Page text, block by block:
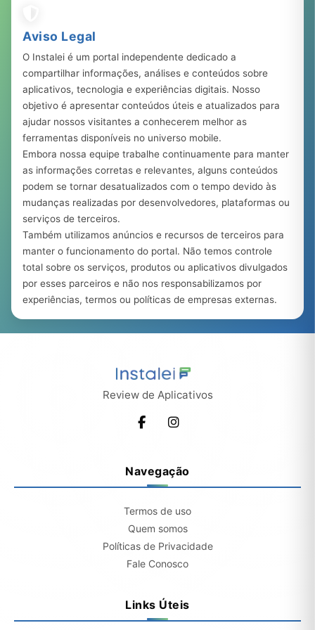
Aviso Legal
O Instalei é um portal independente dedicado a
compartilhar informações, análises e conteúdos sobre
aplicativos, tecnologia e experiências digitais. Nosso
objetivo é apresentar conteúdos úteis e atualizados para
ajudar nossos visitantes a conhecerem melhor as
ferramentas disponíveis no universo mobile.
Embora nossa equipe trabalhe continuamente para manter
as informações corretas e relevantes, alguns conteúdos
podem se tornar desatualizados com o tempo devido às
mudanças realizadas por desenvolvedores, plataformas ou
serviços de terceiros.
Também utilizamos anúncios e recursos de terceiros para
manter o funcionamento do portal. Não temos controle
total sobre os serviços, produtos ou aplicativos divulgados
por esses parceiros e não nos responsabilizamos por
experiências, termos ou políticas de empresas externas.
Review de Aplicativos
Navegação
Termos de uso
Quem somos
Políticas de Privacidade
Fale Conosco
Links Úteis